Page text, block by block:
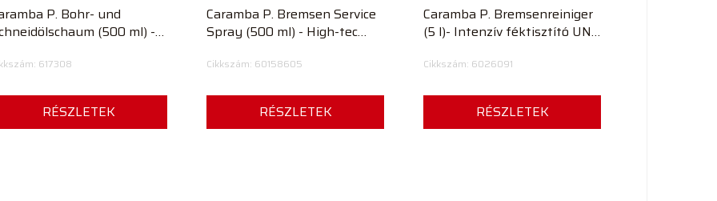
P. Bohr- und
(500 ml) -
617308
RÉSZLETEK
Caramba P. Bremsen Service
Spray (500 ml) - High-tec
Cikkszám: 60158605
RÉSZLETEK
Caramba P. Bremsenreiniger
(5 l)- Intenzív féktisztító UN
Cikkszám: 6026091
RÉSZLETEK